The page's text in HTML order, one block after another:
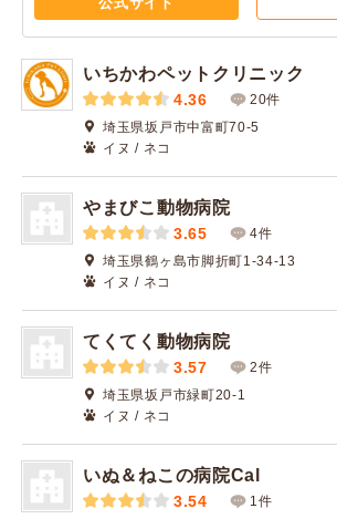
いちかわペットクリニック
4.36
20件
埼玉県坂戸市中富町70-5
イヌ / ネコ
やまびこ動物病院
3.65
4件
埼玉県鶴ヶ島市脚折町1-34-13
イヌ / ネコ
てくてく動物病院
3.57
2件
埼玉県坂戸市緑町20-1
イヌ / ネコ
いぬ＆ねこの病院Cal
3.54
1件